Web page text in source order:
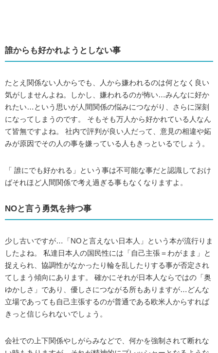
誰からも好かれようとしない事
たとえ関係ない人からでも、人から嫌われるのは何となく良い
気がしませんよね。しかし、嫌われるのが怖い…みんなに好か
れたい…という思いが人間関係の悩みにつながり、さらに深刻
になってしまうのです。 そもそも万人から好かれている人なん
て皆無ですよね。 社内で評判が良い人だって、意見の相違や妬
みが原因でその人の事を嫌っている人もきっといるでしょう。
「 誰にでも好かれる」という事は不可能な事だと認識しておけ
ばそれほど人間関係で考え過ぎる事もなくなりますよ。
NOと言う勇気を持つ事
少し古いですが…「NOと言えない日本人」という本が流行りま
したよね。 私達日本人の国民性には「自己主張＝わがまま」と
捉えられ、協調性がなかったり輪を乱したりする事が否定され
てしまう傾向にあります。 確かにそれが日本人ならではの「奥
ゆかしさ」であり、優しさにつながる所もありますが…どんな
立場であっても自己主張するのが普通である欧米人からすれば
きっと信じられないでしょう。
会社での上下関係やしがらみなどで、何かを強制されて断れな